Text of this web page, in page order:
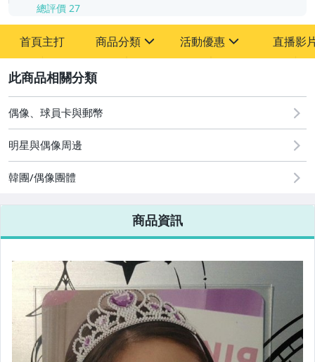
總評價 27
首頁主打 商品分類
其它
活動優惠
[全店] 粉絲專享
[全店] 周年慶
直播影
偶像、球員卡與郵幣
明星與偶像周邊
韓團/偶像團體
商品資訊